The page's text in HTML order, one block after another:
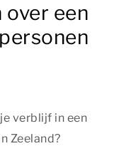
een
verblijf in een
Zeeland?